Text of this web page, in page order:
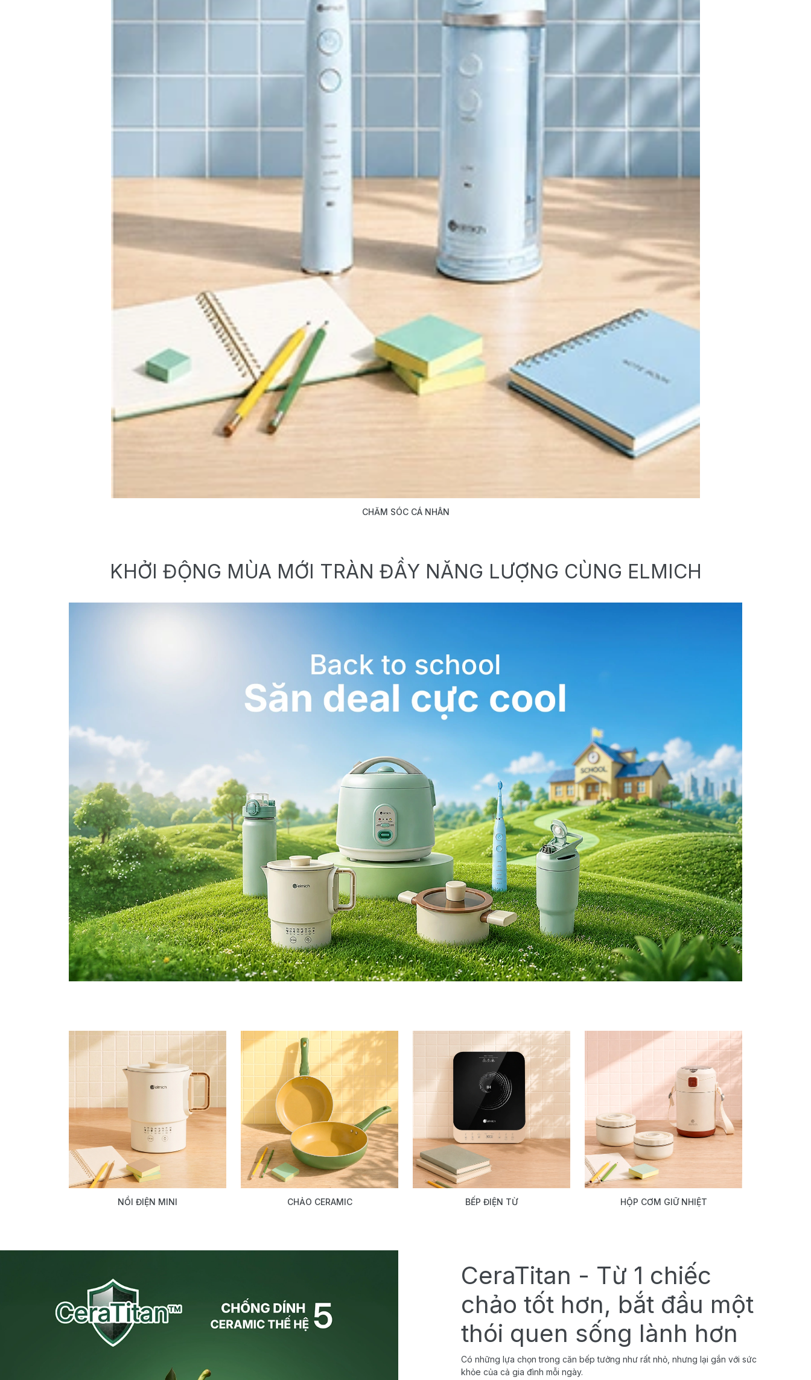
CHĂM SÓC CÁ NHÂN
KHỞI ĐỘNG MÙA MỚI TRÀN ĐẦY NĂNG LƯỢNG CÙNG ELMICH
NỒI ĐIỆN MINI CHẢO CERAMIC BẾP ĐIỆN TỪ HỘP CƠM GIỮ NHIỆT
CeraTitan - Từ 1 chiếc
chảo tốt hơn, bắt đầu một
thói quen sống lành hơn
Có những lựa chọn trong căn bếp tưởng như rất nhỏ, nhưng lại gắn với sức
khỏe của cả gia đình mỗi ngày.